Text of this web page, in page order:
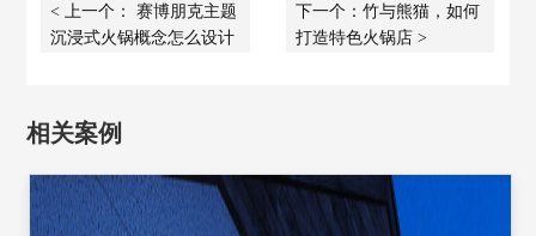
< 上一个： 赛博朋克主题
沉浸式火锅概念怎么设计
下一个：竹与熊猫，如何
打造特色火锅店 >
相关案例